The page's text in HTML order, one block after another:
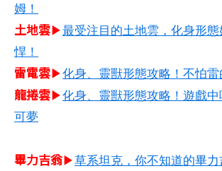
姆！
土地雲▶最受注目的土地雲，化身形
悍！
雷電雲▶化身、靈獸形態攻略！不怕雷
龍捲雲▶化身、靈獸形態攻略！遊戲
可夢
畢力吉翁▶草系坦克，你不知道的畢力